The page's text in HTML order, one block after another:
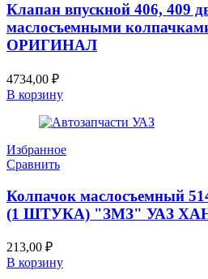
Клапан впускной 406, 409
маслосъемными
ОРИГИНАЛ
4734,00 ₽
В корзину
Избранное
Сравнить
Колпачок маслосъемный
(1 ШТУКА) "ЗМЗ" УАЗ
213,00 ₽
В корзину